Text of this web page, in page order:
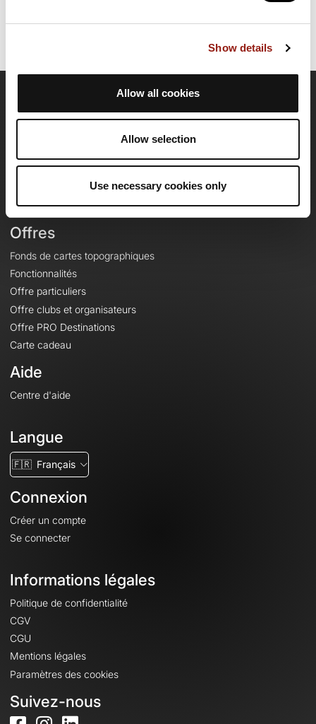
Show details
Allow all cookies
Allow selection
Use necessary cookies only
OpenRunner
À propos
Le Mag'
Offres
Fonds de cartes topographiques
Fonctionnalités
Offre particuliers
Offre clubs et organisateurs
Offre PRO Destinations
Carte cadeau
Aide
Centre d'aide
Langue
🇫🇷 Français
Connexion
Créer un compte
Se connecter
Informations légales
Politique de confidentialité
CGV
CGU
Mentions légales
Paramètres des cookies
Suivez-nous